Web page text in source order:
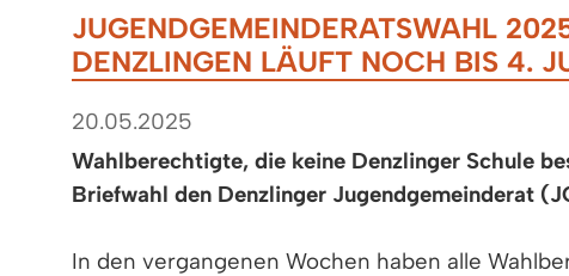
JUGENDGEMEINDERATSWAHL
DENZLINGEN LÄUFT NOCH BIS 4.
20.05.2025
Wahlberechtigte, die keine Denzlinger Schule
Briefwahl den Denzlinger Jugendgemeinderat
In den vergangenen Wochen haben alle